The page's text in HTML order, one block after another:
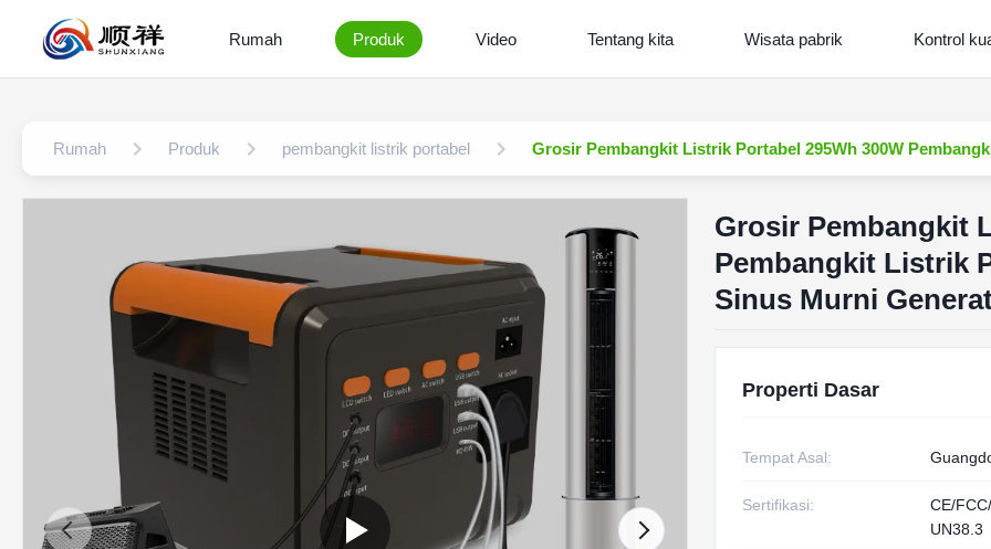
Rumah Produk Video Tentang kita Wisata pabrik Kontrol
Rumah Produk pembangkit listrik portabel Grosir Pembangkit Listrik Portabel 295Wh 300W
Grosir Pembangkit
Pembangkit Listrik
Sinus Murni
Properti Dasar
Tempat Asal:
Sertifikasi:
CE/
UN38.3